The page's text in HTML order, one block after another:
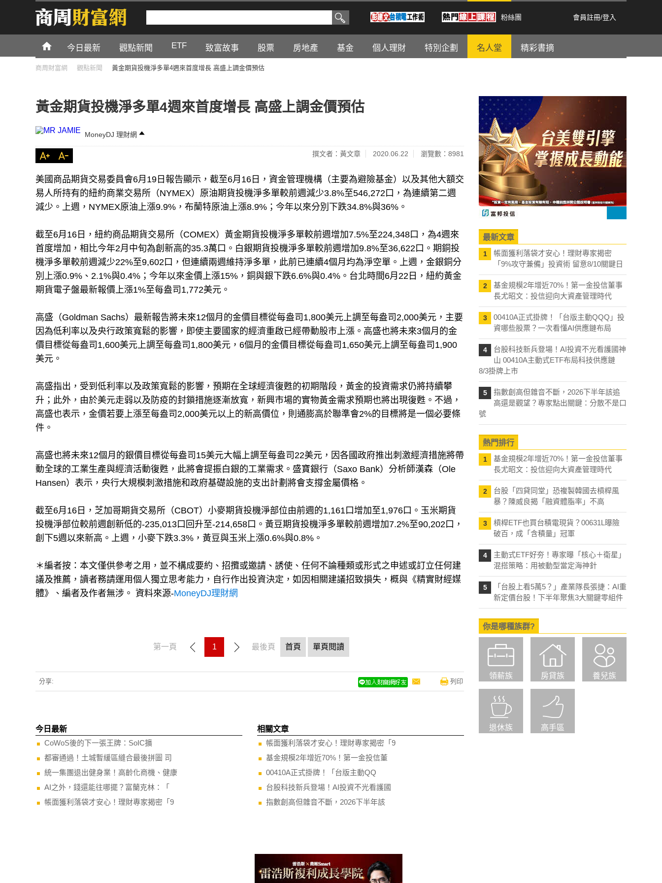
粉絲團 會員註冊/登入
今日最新 觀點新聞 ETF 致富故事 股票 房地產 基金 個人理財 特別企劃 名人堂 精彩書摘
商周財富網 觀點新聞 黃金期貨投機淨多單4週來首度增長 高盛上調金價預估
黃金期貨投機淨多單4週來首度增長 高盛上調金價預估
MoneyDJ 理財網
撰文者：黃文章 2020.06.22 瀏覽數：8981
美國商品期貨交易委員會6月19日報告顯示，截至6月16日，資金管理機構（主要為避險基金）以及其他大額交
易人所持有的紐約商業交易所（NYMEX）原油期貨投機淨多單較前週減少3.8%至546,272口，為連續第二週
減少。上週，NYMEX原油上漲9.9%，布蘭特原油上漲8.9%；今年以來分別下跌34.8%與36%。
截至6月16日，紐約商品期貨交易所（COMEX）黃金期貨投機淨多單較前週增加7.5%至224,348口，為4週來
首度增加，相比今年2月中旬為創新高的35.3萬口。白銀期貨投機淨多單較前週增加9.8%至36,622口。期銅投
機淨多單較前週減少22%至9,602口，但連續兩週維持淨多單，此前已連續4個月均為淨空單。上週，金銀銅分
別上漲0.9%、2.1%與0.4%；今年以來金價上漲15%，銅與銀下跌6.6%與0.4%。台北時間6月22日，紐約黃金
期貨電子盤最新報價上漲1%至每盎司1,772美元。
高盛（Goldman Sachs）最新報告將未來12個月的金價目標從每盎司1,800美元上調至每盎司2,000美元，主要
因為低利率以及央行政策寬鬆的影響，即使主要國家的經濟重啟已經帶動股市上漲。高盛也將未來3個月的金
價目標從每盎司1,600美元上調至每盎司1,800美元，6個月的金價目標從每盎司1,650美元上調至每盎司1,900
美元。
高盛指出，受到低利率以及政策寬鬆的影響，預期在全球經濟復甦的初期階段，黃金的投資需求仍將持續攀
升；此外，由於美元走弱以及防疫的封鎖措施逐漸放寬，新興市場的實物黃金需求預期也將出現復甦。不過，
高盛也表示，金價若要上漲至每盎司2,000美元以上的新高價位，則通膨高於聯準會2%的目標將是一個必要條
件。
高盛也將未來12個月的銀價目標從每盎司15美元大幅上調至每盎司22美元，因各國政府推出刺激經濟措施將帶
動全球的工業生產與經濟活動復甦，此將會提振白銀的工業需求。盛寶銀行（Saxo Bank）分析師漢森（Ole
Hansen）表示，央行大規模刺激措施和政府基礎設施的支出計劃將會支撐金屬價格。
截至6月16日，芝加哥期貨交易所（CBOT）小麥期貨投機淨部位由前週的1,161口增加至1,976口。玉米期貨
投機淨部位較前週創新低的-235,013口回升至-214,658口。黃豆期貨投機淨多單較前週增加7.2%至90,202口，
創下5週以來新高。上週，小麥下跌3.3%，黃豆與玉米上漲0.6%與0.8%。
＊編者按：本文僅供參考之用，並不構成要約、招攬或邀請、誘使、任何不論種類或形式之申述或訂立任何建
議及推薦，讀者務請運用個人獨立思考能力，自行作出投資決定，如因相關建議招致損失，概與《精實財經媒
體》、編者及作者無涉。 資料來源-MoneyDJ理財網
第一頁 1 最後頁 首頁 單頁閱讀
分享: 列印
今日最新
CoWoS後的下一張王牌：SoIC擴
都審通過！土城暫緩區縫合最後拼圖 司
統一集團退出健身業！高齡化商機、健康
AI之外，錢還能往哪擺？富蘭克林：「
帳面獲利落袋才安心！理財專家揭密「9
相關文章
帳面獲利落袋才安心！理財專家揭密「9
基金規模2年增近70%！第一金投信董
00410A正式掛牌！「台版主動QQ
台股科技新兵登場！AI投資不光看護國
指數創高但雜音不斷，2026下半年該
最新文章
1
帳面獲利落袋才安心！理財專家揭密
「9%攻守兼備」投資術 留意8/10關鍵日
2
基金規模2年增近70%！第一金投信董事
長尤昭文：投信迎向大資產管理時代
3
00410A正式掛牌！「台版主動QQQ」投
資哪些股票？一次看懂AI供應鏈布局
4
台股科技新兵登場！AI投資不光看護國神
山 00410A主動式ETF布局科技供應鏈
8/3掛牌上市
5
指數創高但雜音不斷，2026下半年該追
高還是觀望？專家點出關鍵：分散不是口
號
熱門排行
1
基金規模2年增近70%！第一金投信董事
長尤昭文：投信迎向大資產管理時代
2
台股「四貸同堂」恐複製韓國去槓桿風
暴？陳威良揭「融資體脂率」不高
3
槓桿ETF也買台積電現貨？00631L曝險
破百，成「含積量」冠軍
4
主動式ETF好夯！專家曝「核心＋衛星」
混搭策略：用被動型當定海神針
5
「台股上看5萬5？」產業隊長張捷：AI重
新定價台股！下半年聚焦3大關鍵零組件
你是哪種族群?
領薪族 房貸族 養兒族
退休族 高手區